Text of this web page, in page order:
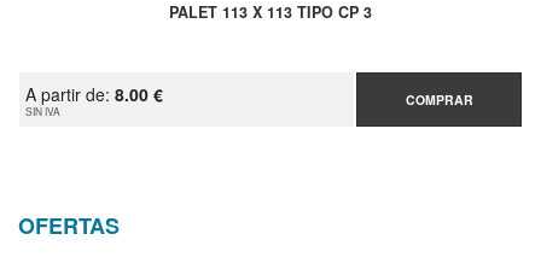
PALET 113 X 113 TIPO CP 3
A partir de: 8.00 €
SIN IVA
COMPRAR
OFERTAS